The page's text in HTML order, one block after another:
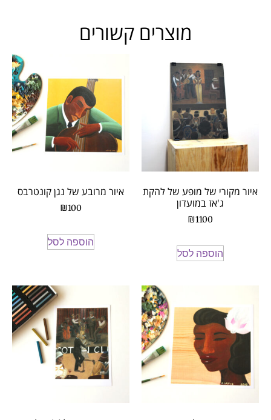
מוצרים קשורים
איור מקורי של מופע של להקת
ג'אז במועדון
₪1100
הוספה לסל
איור מרובע של נגן קונטרבס
₪100
הוספה לסל